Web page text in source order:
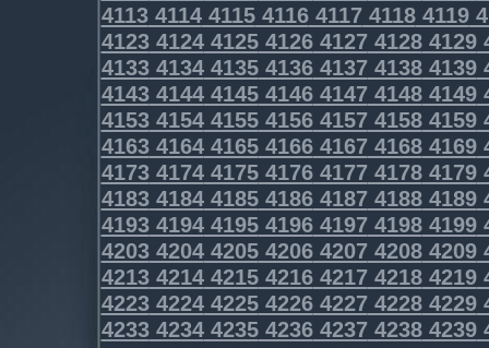
4113411441154116411741184119
4123412441254126412741284129
4133413441354136413741384139
4143414441454146414741484149
4153415441554156415741584159
4163416441654166416741684169
4173417441754176417741784179
4183418441854186418741884189
4193419441954196419741984199
4203420442054206420742084209
4213421442154216421742184219
4223422442254226422742284229
4233423442354236423742384239